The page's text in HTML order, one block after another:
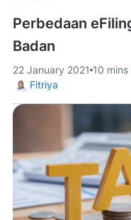
Perbedaan
Badan
22 January 2021 10 mins
Fitriya